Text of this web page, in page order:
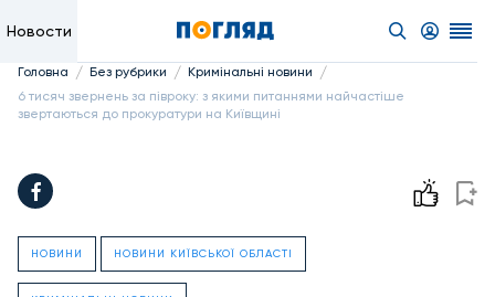
Новости
Головна / Без рубрики / Кримінальні новини /
6 тисяч звернень за півроку: з якими питаннями найчастіше
звертаються до прокуратури на Київщині
НОВИНИ НОВИНИ КИЇВСЬКОЇ ОБЛАСТІ